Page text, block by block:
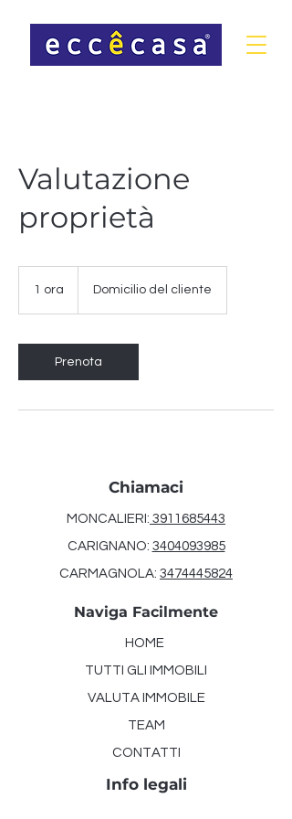
Valutazione
proprietà
1 ora Domicilio del cliente
Prenota
Chiamaci
MONCALIERI: 3911685443
CARIGNANO: 3404093985
CARMAGNOLA: 3474445824
Naviga Facilmente
HOME
TUTTI GLI IMMOBILI
VALUTA IMMOBILE
TEAM
CONTATTI
Info legali